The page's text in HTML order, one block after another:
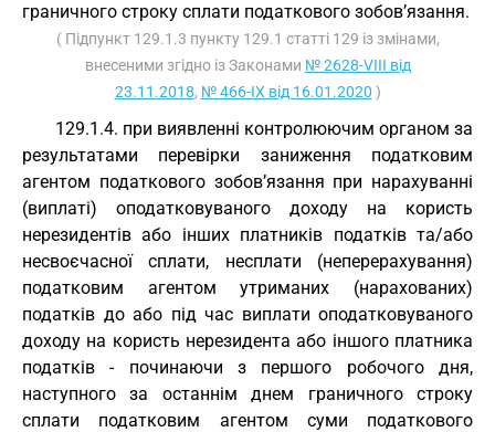
граничного строку сплати податкового зобов’язання.
( Підпункт 129.1.3 пункту 129.1 статті 129 із змінами,
внесеними згідно із Законами № 2628-VIII від
23.11.2018, № 466-IX від 16.01.2020 )
129.1.4. при виявленні контролюючим органом за
результатами перевірки заниження податковим
агентом податкового зобов’язання при нарахуванні
(виплаті) оподатковуваного доходу на користь
нерезидентів або інших платників податків та/або
несвоєчасної сплати, несплати (неперерахування)
податковим агентом утриманих (нарахованих)
податків до або під час виплати оподатковуваного
доходу на користь нерезидента або іншого платника
податків - починаючи з першого робочого дня,
наступного за останнім днем граничного строку
сплати податковим агентом суми податкового